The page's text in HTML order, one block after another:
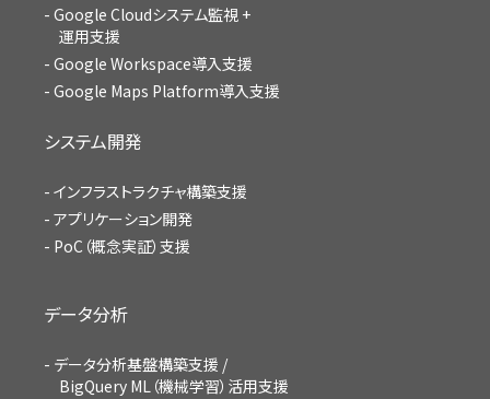
Google Cloudシステム監視 +
運用支援
Google Workspace導入支援
Google Maps Platform導入支援
システム開発
インフラストラクチャ構築支援
アプリケーション開発
PoC（概念実証）支援
データ分析
データ分析基盤構築支援 /
BigQuery ML（機械学習）活用支援